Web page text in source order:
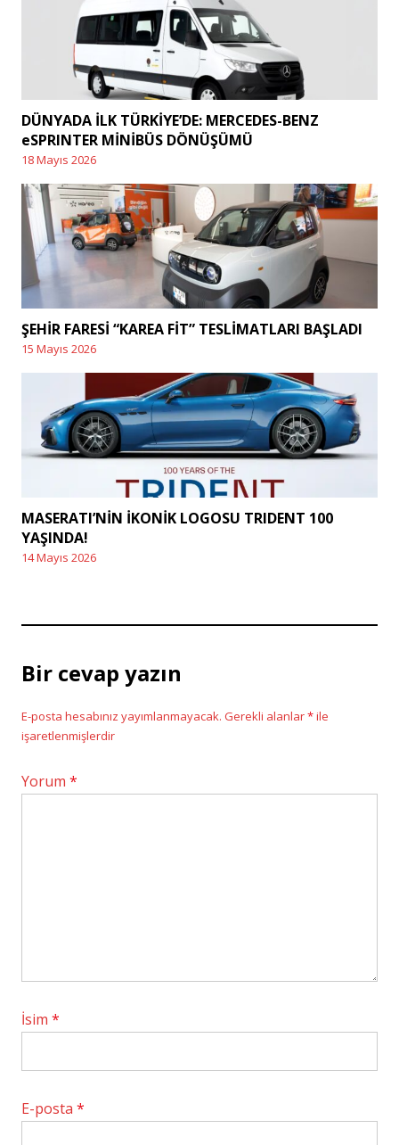
DÜNYADA İLK TÜRKİYE’DE: MERCEDES-BENZ
eSPRINTER MİNİBÜS DÖNÜŞÜMÜ
Posted
on
18 Mayıs 2026
ŞEHİR FARESİ “KAREA FİT” TESLİMATLARI BAŞLADI
Posted
on
15 Mayıs 2026
MASERATI’NİN İKONİK LOGOSU TRIDENT 100
YAŞINDA!
Posted
14 Mayıs 2026
Bir cevap yazın
E-posta hesabınız yayımlanmayacak. Gerekli alanlar*ile
işaretlenmişlerdir
Yorum *
İsim *
E-posta *